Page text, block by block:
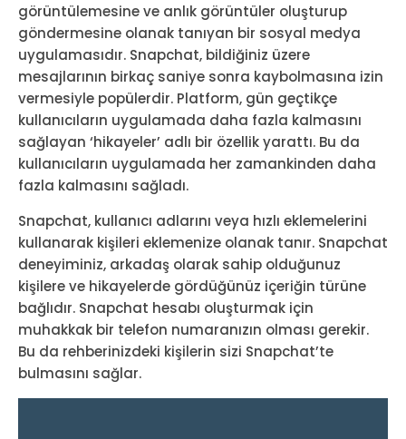
görüntülemesine ve anlık görüntüler oluşturup
göndermesine olanak tanıyan bir sosyal medya
uygulamasıdır. Snapchat, bildiğiniz üzere
mesajlarının birkaç saniye sonra kaybolmasına izin
vermesiyle popülerdir. Platform, gün geçtikçe
kullanıcıların uygulamada daha fazla kalmasını
sağlayan ‘hikayeler’ adlı bir özellik yarattı. Bu da
kullanıcıların uygulamada her zamankinden daha
fazla kalmasını sağladı.
Snapchat, kullanıcı adlarını veya hızlı eklemelerini
kullanarak kişileri eklemenize olanak tanır. Snapchat
deneyiminiz, arkadaş olarak sahip olduğunuz
kişilere ve hikayelerde gördüğünüz içeriğin türüne
bağlıdır. Snapchat hesabı oluşturmak için
muhakkak bir telefon numaranızın olması gerekir.
Bu da rehberinizdeki kişilerin sizi Snapchat’te
bulmasını sağlar.